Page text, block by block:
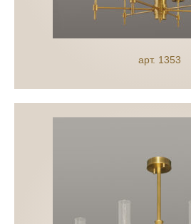
арт. 1353